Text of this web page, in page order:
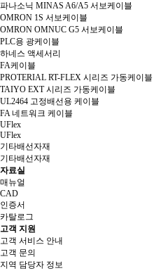
파나소닉 MINAS A6/A5 서보케이블
OMRON 1S 서보케이블
OMRON OMNUC G5 서보케이블
PLC용 광케이블
하네스 액세서리
FA케이블
PROTERIAL RT-FLEX 시리즈 가동케이블
TAIYO EXT 시리즈 가동케이블
UL2464 고정배선용 케이블
FA 네트워크 케이블
UFlex
UFlex
기타배선자재
기타배선자재
자료실
매뉴얼
CAD
인증서
카탈로그
고객 지원
고객 서비스 안내
고객 문의
지역 담당자 정보